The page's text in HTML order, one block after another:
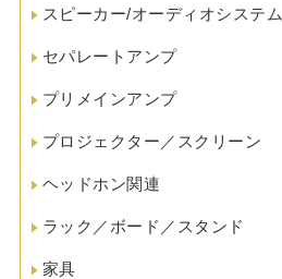
スピーカー/オーディオシステム
セパレートアンプ
プリメインアンプ
プロジェクター／スクリーン
ヘッドホン関連
ラック／ボード／スタンド
家具